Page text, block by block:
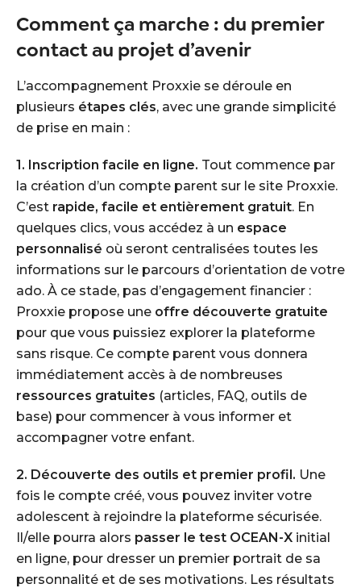
Comment ça marche : du premier
contact au projet d’avenir
L’accompagnement Proxxie se déroule en
plusieurs étapes clés, avec une grande simplicité
de prise en main :
1. Inscription facile en ligne. Tout commence par
la création d’un compte parent sur le site Proxxie.
C’est rapide, facile et entièrement gratuit. En
quelques clics, vous accédez à un espace
personnalisé où seront centralisées toutes les
informations sur le parcours d’orientation de votre
ado. À ce stade, pas d’engagement financier :
Proxxie propose une offre découverte gratuite
pour que vous puissiez explorer la plateforme
sans risque. Ce compte parent vous donnera
immédiatement accès à de nombreuses
ressources gratuites (articles, FAQ, outils de
base) pour commencer à vous informer et
accompagner votre enfant.
2. Découverte des outils et premier profil. Une
fois le compte créé, vous pouvez inviter votre
adolescent à rejoindre la plateforme sécurisée.
Il/elle pourra alors passer le test OCEAN-X initial
en ligne, pour dresser un premier portrait de sa
personnalité et de ses motivations. Les résultats